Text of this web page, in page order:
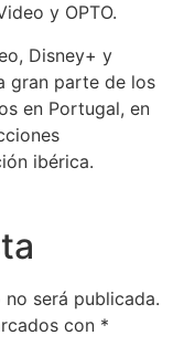
y OPTO.
Disney+ y
gran parte de los
en Portugal, en
ibérica.
será publicada.
con *